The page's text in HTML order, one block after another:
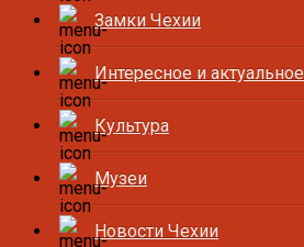
Замки Чехии
Интересное и актуальное
Культура
Музеи
Новости Чехии